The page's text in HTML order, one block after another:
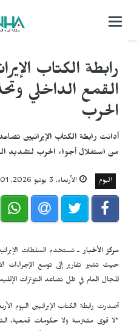
التحكم
رابطة الكتاب
القمع الداخلي
الحرب
أدانت رابطة الكتاب الإيرانيين
من استغلال أجواء الحرب لتشديد
اليوم الأربعاء, 3 يونيو 2026, 14:01
مركز الأخبار ـتستخدم السلطات
حيث تشير تقارير إلى توسع الإجراءات
المجال العام في ظل تصاعد التوترات
أصدرت رابطة الكتاب الإيرانيين اليوم
"لا قوى مفترسة ولا حكومات قمعية،